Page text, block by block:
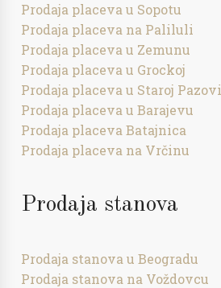
Prodaja placeva u Sopotu
Prodaja placeva na Paliluli
Prodaja placeva u Zemunu
Prodaja placeva u Grockoj
Prodaja placeva u Staroj Pazovi
Prodaja placeva u Barajevu
Prodaja placeva Batajnica
Prodaja placeva na Vrčinu
Prodaja stanova
Prodaja stanova u Beogradu
Prodaja stanova na Voždovcu